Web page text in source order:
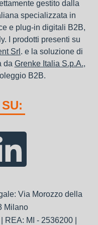
gestito dalla
specializzata in
e plug-in digitali B2B,
I prodotti presenti su
Srl . e la soluzione di
da Grenke Italia S.p.A.,
B2B.
Via Morozzo della
Milano
REA: MI - 2536200 |